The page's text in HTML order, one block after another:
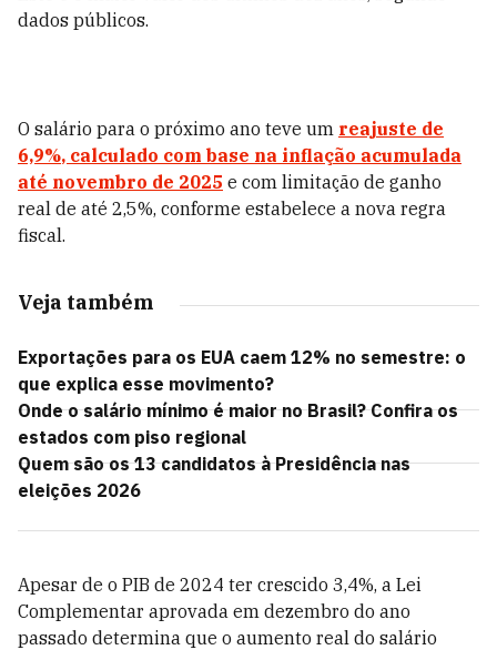
dados públicos.
O salário para o próximo ano teve um reajuste de
6,9%, calculado com base na inflação acumulada
até novembro de 2025 e com limitação de ganho
real de até 2,5%, conforme estabelece a nova regra
fiscal.
Veja também
Exportações para os EUA caem 12% no semestre: o
que explica esse movimento?
Onde o salário mínimo é maior no Brasil? Confira os
estados com piso regional
Quem são os 13 candidatos à Presidência nas
eleições 2026
Apesar de o PIB de 2024 ter crescido 3,4%, a Lei
Complementar aprovada em dezembro do ano
passado determina que o aumento real do salário